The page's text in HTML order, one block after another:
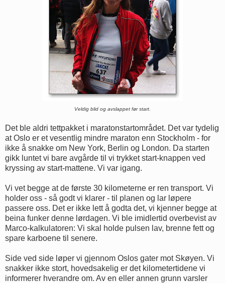
Veldig blid og avslappet før start.
Det ble aldri tettpakket i maratonstartområdet. Det var tydelig
at Oslo er et vesentlig mindre maraton enn Stockholm - for
ikke å snakke om New York, Berlin og London. Da starten
gikk luntet vi bare avgårde til vi trykket start-knappen ved
kryssing av start-mattene. Vi var igang.
Vi vet begge at de første 30 kilometerne er ren transport. Vi
holder oss - så godt vi klarer - til planen og lar løpere
passere oss. Det er ikke lett å godta det, vi kjenner begge at
beina funker denne lørdagen. Vi ble imidlertid overbevist av
Marco-kalkulatoren: Vi skal holde pulsen lav, brenne fett og
spare karboene til senere.
Side ved side løper vi gjennom Oslos gater mot Skøyen. Vi
snakker ikke stort, hovedsakelig er det kilometertidene vi
informerer hverandre om. Av en eller annen grunn varsler